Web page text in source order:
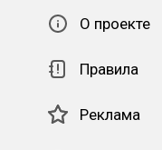
О проекте
Правила
Реклама